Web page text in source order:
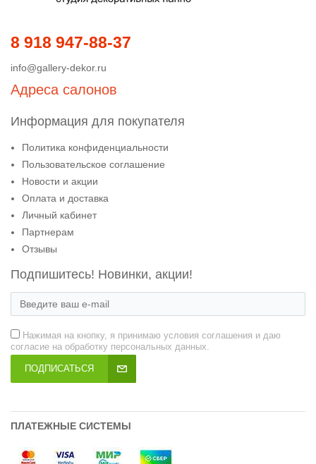
8 918 947-88-37
info@gallery-dekor.ru
Адреса салонов
Информация для покупателя
Политика конфиденциальности
Пользовательское соглашение
Новости и акции
Оплата и доставка
Личный кабинет
Партнерам
Отзывы
Подпишитесь! Новинки, акции!
Нажимая на кнопку, я принимаю условия соглашения и даю
согласие на обработку персональных данных.
ПОДПИСАТЬСЯ
ПЛАТЕЖНЫЕ СИСТЕМЫ